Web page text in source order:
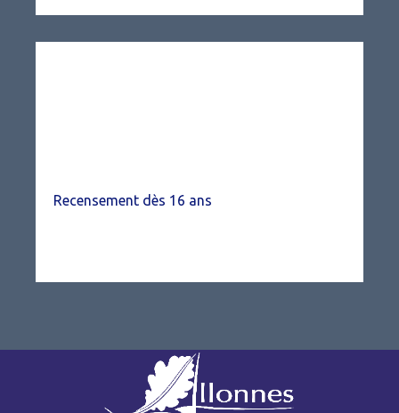
Recensement dès 16 ans